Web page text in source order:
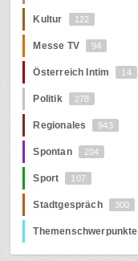
Kultur 122
Messe TV 94
Österreich Intim 14
Politik 278
Regionales 943
Spontan 204
Sport 107
Stadtgespräch 300
Themenschwerpunkte